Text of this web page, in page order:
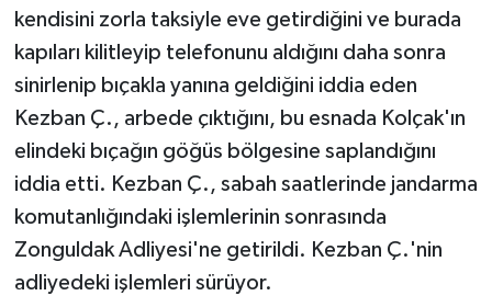
kendisini zorla taksiyle eve getirdiğini ve burada
kapıları kilitleyip telefonunu aldığını daha sonra
sinirlenip bıçakla yanına geldiğini iddia eden
Kezban Ç., arbede çıktığını, bu esnada Kolçak'ın
elindeki bıçağın göğüs bölgesine saplandığını
iddia etti. Kezban Ç., sabah saatlerinde jandarma
komutanlığındaki işlemlerinin sonrasında
Zonguldak Adliyesi'ne getirildi. Kezban Ç.'nin
adliyedeki işlemleri sürüyor.